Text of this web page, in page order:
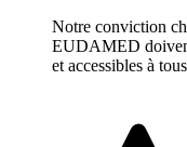
Notre conviction
EUDAMED
et accessibles à